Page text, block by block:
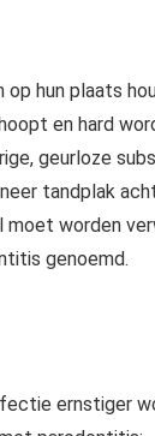
hun plaats
en hard
geurloze
tandplak
worden
genoemd.
ernstiger